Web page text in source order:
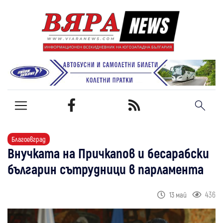
Благоевград
Внучката на Причкапов и бесарабски
българин сътрудници в парламента
13 май 436